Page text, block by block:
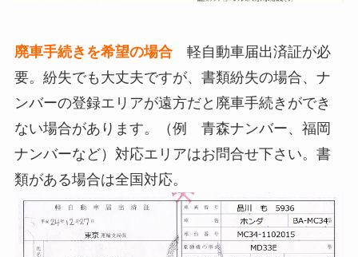
廃車手続きを希望の場合 軽自動車届出済証が必
要。紛失でも大丈夫ですが、書類紛失の場合、ナ
ンバーの登録エリアが遠方だと廃車手続きができ
ない場合があります。（例 青森ナンバー、福岡
ナンバーなど）対応エリアはお問合せ下さい。書
類がある場合は全国対応。